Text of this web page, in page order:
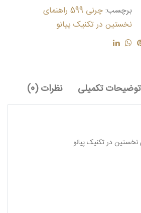
برچسب:
چرنی 599 راهنمای
نخستین در تکنیک پیانو
توضیحات تکمیلی نظرات (0)